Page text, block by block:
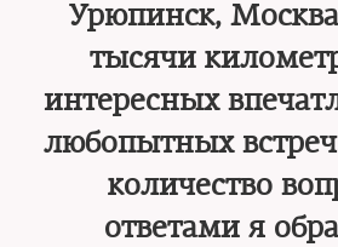
Урюпинск,
тысячи
интересных
любопытных
количество
ответами я